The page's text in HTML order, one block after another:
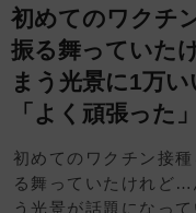
初めてのワクチ
振る舞っていた
まう光景に1万い
「よく頑張った
初めてのワクチン接
る舞っていたけれど…
う光景が話題になって